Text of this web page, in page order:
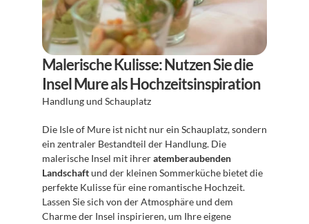
Malerische Kulisse: Nutzen Sie die
Insel Mure als Hochzeitsinspiration
Handlung und Schauplatz
Die Isle of Mure ist nicht nur ein Schauplatz, sondern
ein zentraler Bestandteil der Handlung. Die
malerische Insel mit ihrer atemberaubenden
Landschaft und der kleinen Sommerküche bietet die
perfekte Kulisse für eine romantische Hochzeit.
Lassen Sie sich von der Atmosphäre und dem
Charme der Insel inspirieren, um Ihre eigene